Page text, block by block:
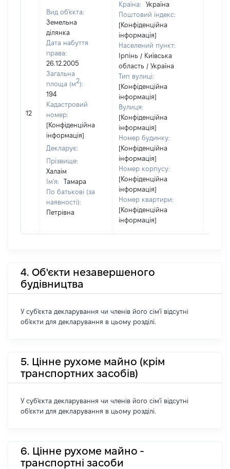
12
Вид об'єкта:
Земельна
ділянка
Дата набуття
права:
26.12.2005
Загальна
площа (м2):
194
Кадастровий
номер:
[Конфіденційна
інформація]
Декларує:
Прізвище:
Халаім
Ім'я:
Тамара
По батькові (за
наявності):
Петрівна
Країна:
Україна
Поштовий індекс:
[Конфіденційна
інформація]
Населений пункт:
Ірпінь / Київська
область / Україна
Тип вулиці:
[Конфіденційна
інформація]
Вулиця:
[Конфіденційна
інформація]
Номер будинку:
[Конфіденційна
інформація]
Номер корпусу:
[Конфіденційна
інформація]
Номер квартири:
[Конфіденційна
інформація]
4. Об'єкти незавершеного
будівництва
У суб'єкта декларування чи членів його сім'ї відсутні
об'єкти для декларування в цьому розділі.
5. Цінне рухоме майно (крім
транспортних засобів)
У суб'єкта декларування чи членів його сім'ї відсутні
об'єкти для декларування в цьому розділі.
6. Цінне рухоме майно -
транспортні засоби